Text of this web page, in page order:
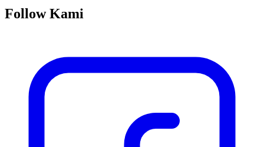
Follow Kami